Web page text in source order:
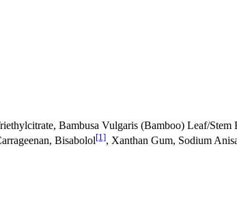
Bambusa Vulgaris (Bamboo) Leaf/
Bisabolol[1], Xanthan Gum, Sodium